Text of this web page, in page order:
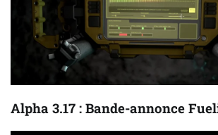
Alpha 3.17 : Bande-annonce